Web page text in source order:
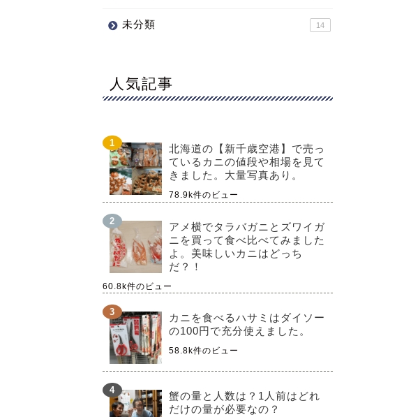
未分類 14
人気記事
北海道の【新千歳空港】で売っ
ているカニの値段や相場を見て
きました。大量写真あり。
78.9k件のビュー
アメ横でタラバガニとズワイガ
ニを買って食べ比べてみました
よ。美味しいカニはどっち
だ？！
60.8k件のビュー
カニを食べるハサミはダイソー
の100円で充分使えました。
58.8k件のビュー
蟹の量と人数は？1人前はどれ
だけの量が必要なの？